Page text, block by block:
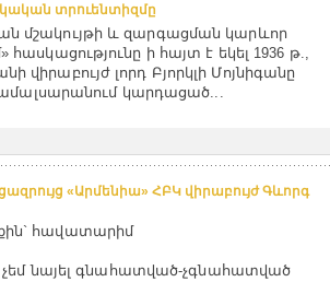
տրուենտիզմը
մշակույթի և զարգացման կարևոր
հասկացությունը ի հայտ է եկել 1936 թ.,
վիրաբույժ լորդ Բյորկլի Մոյնիգանը
կարդացած...
«Արմենիա» ՀԲԿ վիրաբույժ Գևորգ
հավատարիմ
չեմ նայել գնահատված-չգնահատված